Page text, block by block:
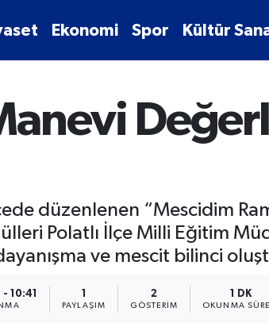
Ekonomi Spor Kültür
düzenlenen “Mescidim
Polatlı İlçe Milli Eğitim
ve mescit bilinci
10:41 1
PAYLAŞIM
2
GÖSTERIM
1 DK
OKUNMA